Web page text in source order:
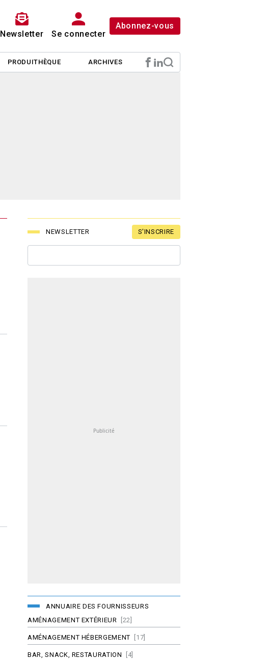
Newsletter Se connecter
Abonnez-vous
PRODUITHÈQUE ARCHIVES
NEWSLETTER S'INSCRIRE
ANNUAIRE DES FOURNISSEURS
AMÉNAGEMENT EXTÉRIEUR
[22]
AMÉNAGEMENT HÉBERGEMENT [17]
BAR, SNACK, RESTAURATION [4]